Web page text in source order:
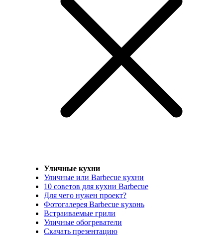
Уличные кухни
Уличные или Barbecue кухни
10 советов для кухни Barbecue
Для чего нужен проект?
Фотогалерея Barbecue кухонь
Встраиваемые грили
Уличные обогреватели
Скачать презентацию